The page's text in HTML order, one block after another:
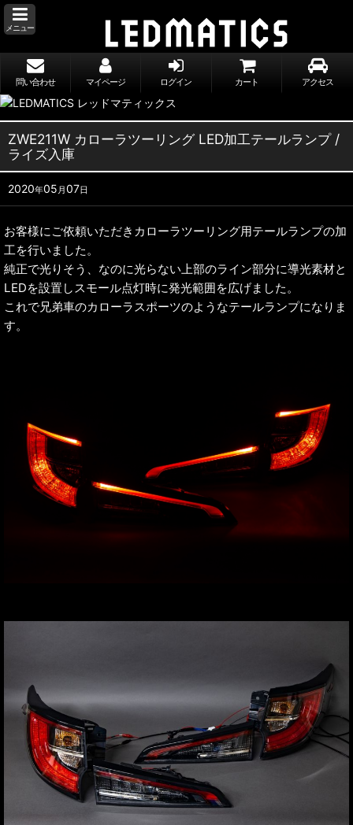
メニュー
問い合わせ マイページ ログイン カート アクセス
ZWE211W カローラツーリング LED加工テールランプ /
ライズ入庫
2020年05 月07日
お客様にご依頼いただきカローラツーリング用テールランプの加
工を行いました。
純正で光りそう、なのに光らない上部のライン部分に導光素材と
LEDを設置しスモール点灯時に発光範囲を広げました。
これで兄弟車のカローラスポーツのようなテールランプになりま
す。